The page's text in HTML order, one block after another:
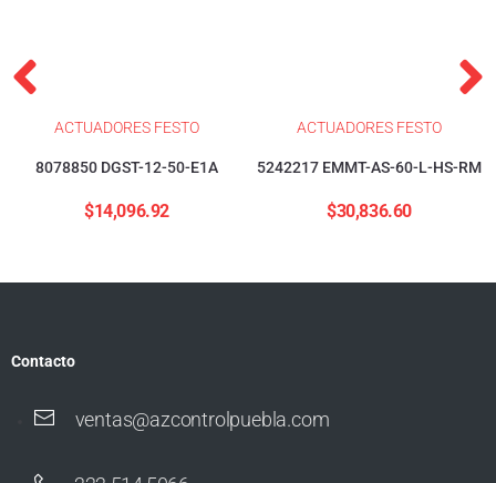
ACTUADORES FESTO
8078850 DGST-12-50-E1A
$14,096.92
ACTUADORES FESTO
5242217 EMMT-AS-60-L-HS-RM
$30,836.60
Contacto
ventas@azcontrolpuebla.com